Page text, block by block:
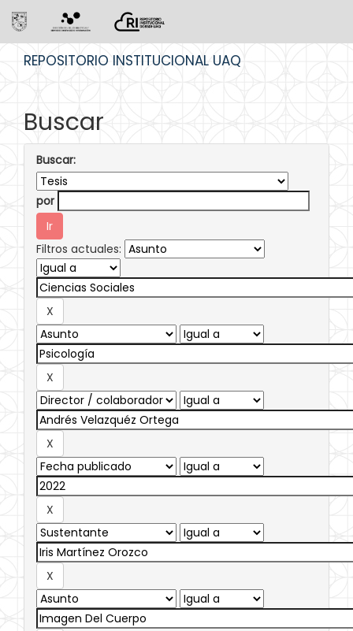
REPOSITORIO INSTITUCIONAL UAQ
Buscar
Buscar:
por
Filtros actuales: